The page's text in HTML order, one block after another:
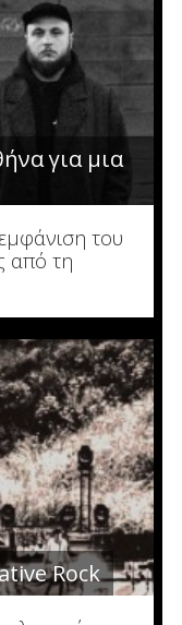
για μια
του
από τη
Rock